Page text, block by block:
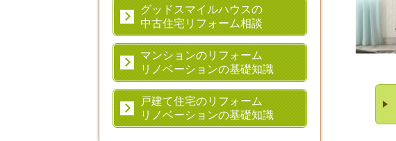
グッドスマイルハウスの
中古住宅リフォーム相談
マンションのリフォーム
リノベーションの基礎知識
戸建て住宅のリフォーム
リノベーションの基礎知識